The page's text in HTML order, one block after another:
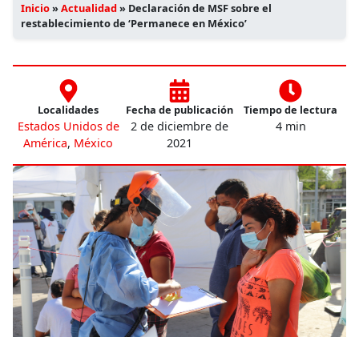
Inicio»Actualidad» Declaración de MSF sobre el
restablecimiento de ‘Permanece en México’
Localidades
Estados Unidos de
América, México
Fecha de publicación
2 de diciembre de
2021
Tiempo de lectura
4 min